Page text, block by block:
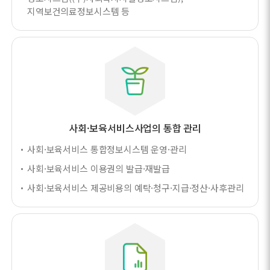
지역보건의료정보시스템 등
사회·보육서비스사업의 통합 관리
사회·보육서비스 통합정보시스템 운영·관리
사회·보육서비스 이용권의 발급·재발급
사회·보육서비스 제공비용의 예탁·청구·지급·정산·사후관리